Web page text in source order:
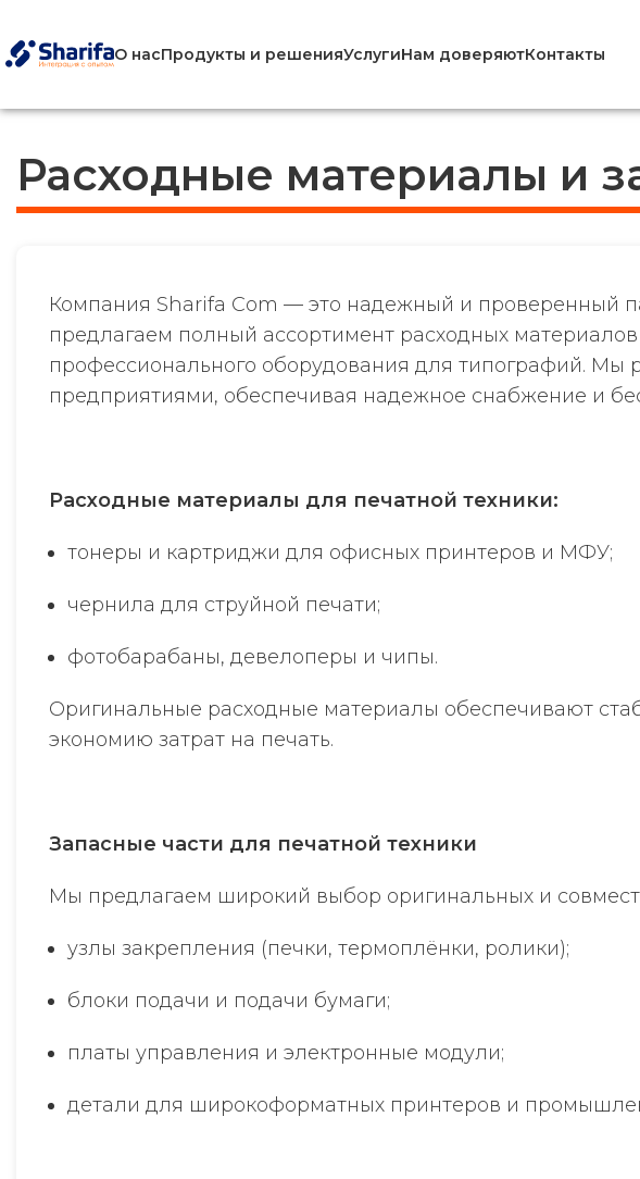
О насПродукты и решенияУслугиНам доверяютКонтакты
Расходные материалы и
Компания Sharifa Com — это надежный и проверенный
предлагаем полный ассортимент расходных
профессионального оборудования для типографий.
предприятиями, обеспечивая надежное снабжение и
Расходные материалы для печатной техники:
тонеры и картриджи для офисных принтеров и МФУ;
чернила для струйной печати;
фотобарабаны, девелоперы и чипы.
Оригинальные расходные материалы обеспечивают
экономию затрат на печать.
Запасные части для печатной техники
Мы предлагаем широкий выбор оригинальных и
узлы закрепления (печки, термоплёнки, ролики);
блоки подачи и подачи бумаги;
платы управления и электронные модули;
детали для широкоформатных принтеров и